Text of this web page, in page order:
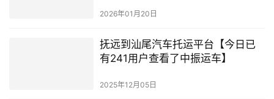
2026年01月20日
抚远到汕尾汽车托运平台【今日已
有241用户查看了中振运车】
2025年12月05日